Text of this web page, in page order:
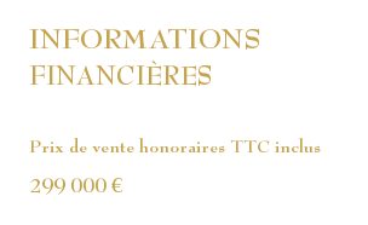
INFORMATIONS
FINANCIÈRES
Prix de vente honoraires TTC inclus
299 000 €